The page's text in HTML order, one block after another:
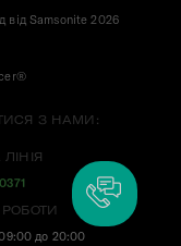
від Samsonite 2026
З НАМИ:
РОБОТИ
до 20:00